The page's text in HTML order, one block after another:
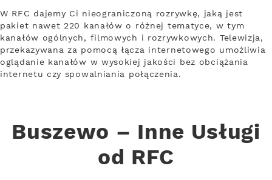
W RFC dajemy Ci nieograniczoną rozrywkę, jaką jest
pakiet nawet 220 kanałów o różnej tematyce, w tym
kanałów ogólnych, filmowych i rozrywkowych. Telewizja,
przekazywana za pomocą łącza internetowego umożliwia
oglądanie kanałów w wysokiej jakości bez obciążania
internetu czy spowalniania połączenia.
Buszewo – Inne Usługi
od RFC